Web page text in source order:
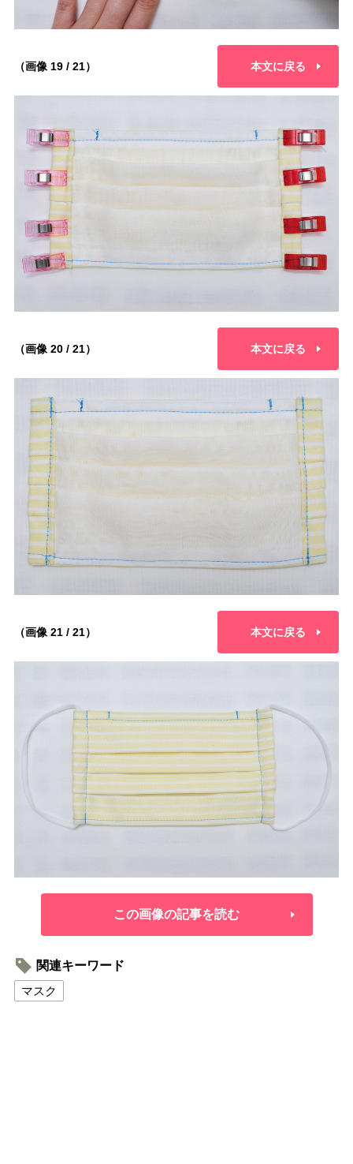
（画像 19 / 21） 本文に戻る
（画像 20 / 21） 本文に戻る
（画像 21 / 21） 本文に戻る
この画像の記事を読む
関連キーワード
マスク